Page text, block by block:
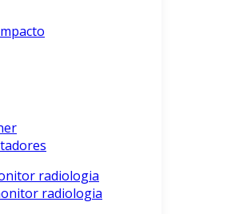
radiologia
radiologia